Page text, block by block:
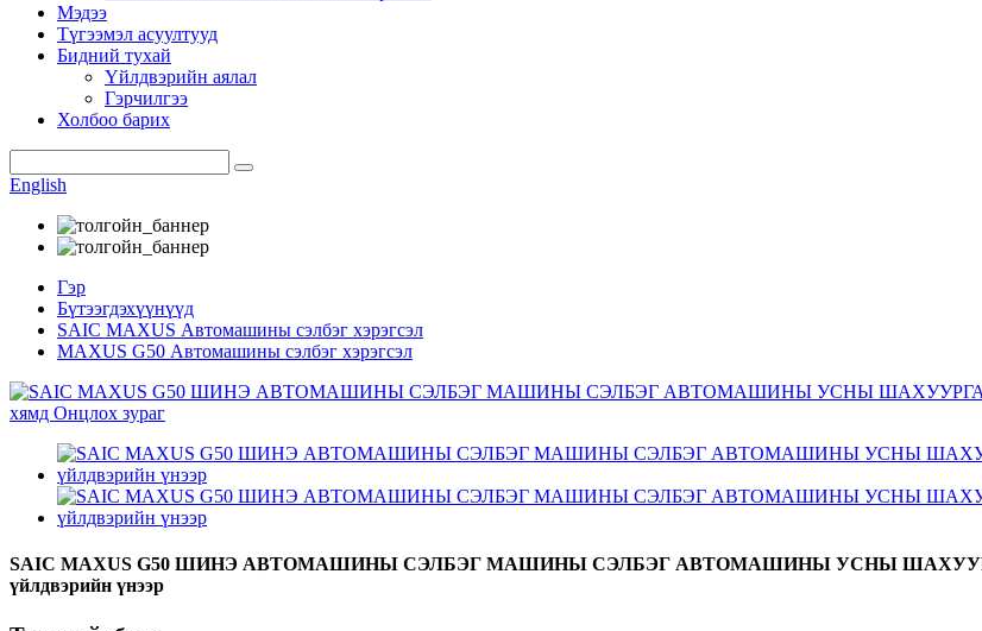
Мэдээ
Түгээмэл асуултууд
Бидний тухай
Үйлдвэрийн аялал
Гэрчилгээ
Холбоо барих
English
Гэр
Бүтээгдэхүүнүүд
SAIC MAXUS Автомашины сэлбэг хэрэгсэл
MAXUS G50 Автомашины сэлбэг хэрэгсэл
SAIC MAXUS G50 ШИНЭ АВТОМАШИНЫ СЭЛБЭГ МАШИНЫ СЭЛБЭГ АВТОМАШИНЫ УСНЫ
үйлдвэрийн үнээр